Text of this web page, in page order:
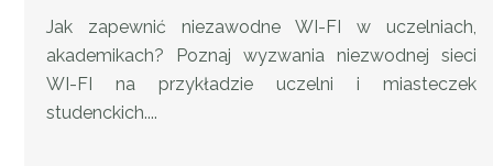
Jak zapewnić niezawodne WI-FI w uczelniach,
akademikach? Poznaj wyzwania niezwodnej sieci
WI-FI na przykładzie uczelni i miasteczek
studenckich....